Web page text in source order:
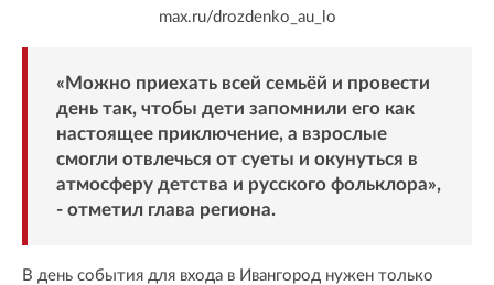
max.ru/drozdenko_au_lo
«Можно приехать всей семьёй и провести
день так, чтобы дети запомнили его как
настоящее приключение, а взрослые
смогли отвлечься от суеты и окунуться в
атмосферу детства и русского фольклора»,
- отметил глава региона.
В день события для входа в Ивангород нужен только